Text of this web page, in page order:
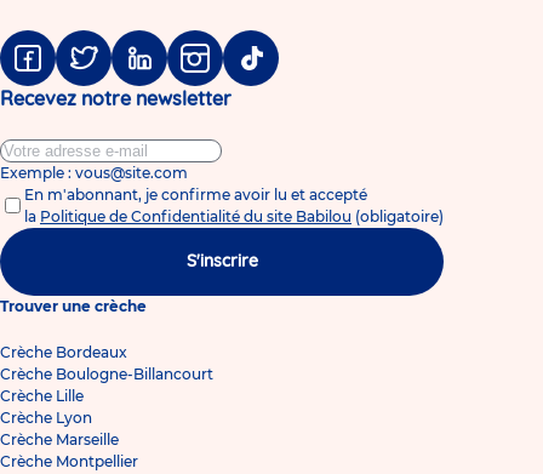
FacebookTwitter LinkedinInstagramTiktok
Recevez notre newsletter
Exemple : vous@site.com
En m'abonnant, je confirme avoir lu et accepté
la Politique de Confidentialité du site Babilou (obligatoire)
S'inscrire
Trouver une crèche
Crèche Bordeaux
Crèche Boulogne-Billancourt
Crèche Lille
Crèche Lyon
Crèche Marseille
Crèche Montpellier